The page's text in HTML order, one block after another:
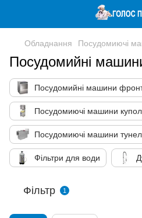
Обладнання Посудомиючі
Посудомийні
Посудомийні машини
Посудомиючі машини
Посудомиючі машини
Фільтри для води
Фільтр 1